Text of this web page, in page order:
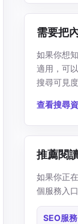
需要把
如果你想
適用，可
搜尋可見度
查看搜尋
推薦閱
如果你正
個服務入口
SEO服務